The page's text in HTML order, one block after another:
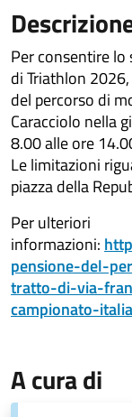
Per consentire
di Triathlon
del percorso di
Caracciolo nella
8.00 alle ore
Le limitazioni
piazza della
Per ulteriori
informazioni:
pensione-del-
tratto-di-via-
campionato-
A cura di